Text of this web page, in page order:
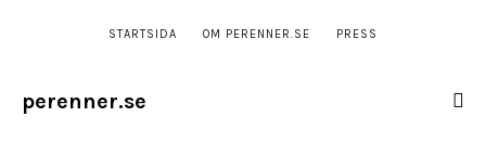
STARTSIDA OM PERENNER.SE PRESS
perenner.se